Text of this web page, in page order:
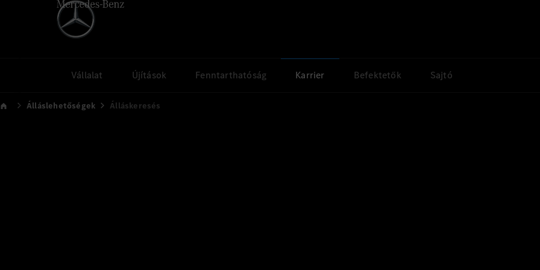
Vállalat Újítások Fenntarthatóság Karrier Befektetők Sajtó
Álláslehetőségek Álláskeresés